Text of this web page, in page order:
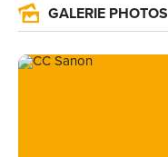
GALERIE PHOTOS